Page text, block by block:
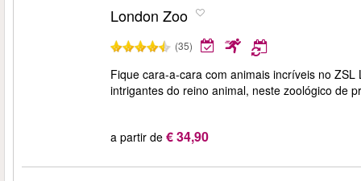
London Zoo
(35)
Fique cara-a-cara com animais incríveis no
intrigantes do reino animal, neste zoológico de
a partir de € 34,90